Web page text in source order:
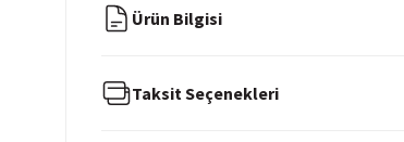
Ürün Bilgisi
Taksit Seçenekleri